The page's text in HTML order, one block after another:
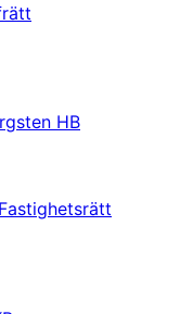
HB
Fastighetsrätt